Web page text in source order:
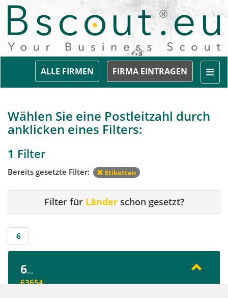
FIRMA EINTRAGEN
ALLE FIRMEN
Wählen Sie eine Postleitzahl durch
anklicken eines Filters:
1 Filter
Bereits gesetzte Filter: Etiketten
Filter für Länderschon gesetzt?
6
6...
63654